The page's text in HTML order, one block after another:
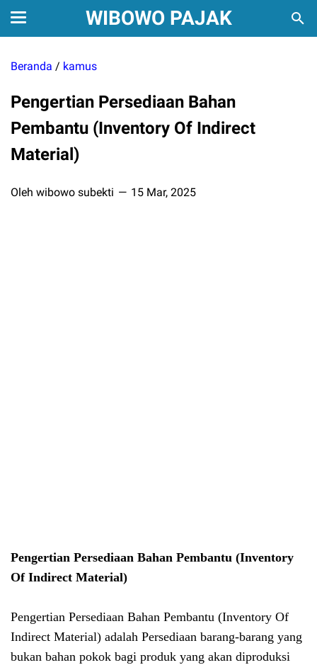
WIBOWO PAJAK
Beranda / kamus
Pengertian Persediaan Bahan
Pembantu (Inventory Of Indirect
Material)
Oleh wibowo subekti 15 Mar, 2025
Pengertian Persediaan Bahan Pembantu (Inventory
Of Indirect Material)
Pengertian Persediaan Bahan Pembantu (Inventory Of
Indirect Material) adalah Persediaan barang-barang yang
bukan bahan pokok bagi produk yang akan diproduksi